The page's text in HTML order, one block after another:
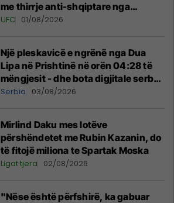
me thirrje anti-shqiptare nga
tribunat
UFC 01/08/2026
Një pleskavicë e ngrënë nga Dua
Lipa në Prishtinë në orën 04:28 të
mëngjesit - dhe bota digjitale serbe
shpall gjendjen e luftës
Serbia 03/08/2026
Mirlind Daku mes lotëve
përshëndetet me Rubin Kazanin, do
të fitojë miliona te Spartak Moska
Ligat tjera 02/08/2026
"Nëse është përfshirë, ka gabuar